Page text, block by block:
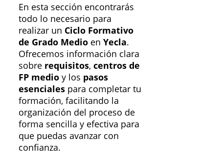
En esta sección encontrarás
todo lo necesario para
realizar un Ciclo Formativo
de Grado Medio en Yecla.
Ofrecemos información clara
sobre requisitos, centros de
FP medio y los pasos
esenciales para completar tu
formación, facilitando la
organización del proceso de
forma sencilla y efectiva para
que puedas avanzar con
confianza.